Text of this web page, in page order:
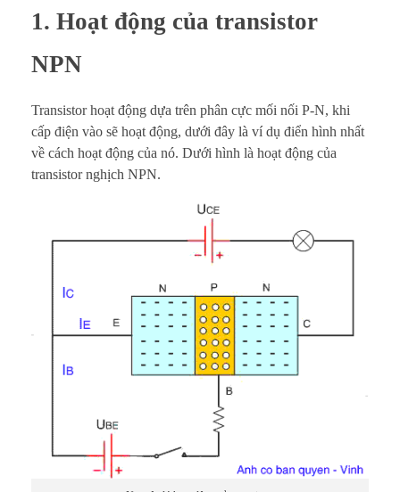
1. Hoạt động của transistor
NPN
Transistor hoạt động dựa trên phân cực mối nối P-N, khi
cấp điện vào sẽ hoạt động, dưới đây là ví dụ điển hình nhất
về cách hoạt động của nó. Dưới hình là hoạt động của
transistor nghịch NPN.